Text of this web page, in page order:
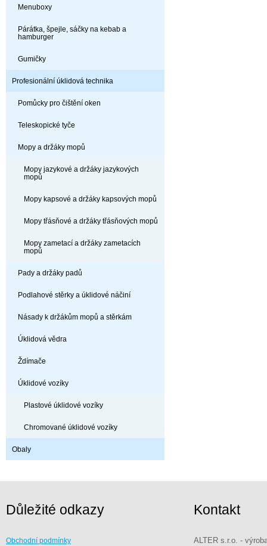
Menuboxy
Párátka, špejle, sáčky na kebab a
hamburger
Gumičky
Profesionální úklidová technika
Pomůcky pro čištění oken
Teleskopické tyče
Mopy a držáky mopů
Mopy jazykové a držáky jazykových
mopů
Mopy kapsové a držáky kapsových mopů
Mopy třásňové a držáky třásňových mopů
Mopy zametací a držáky zametacích
mopů
Pady a držáky padů
Podlahové stěrky a úklidové náčiní
Násady k držákům mopů a stěrkám
Úklidová vědra
Ždímače
Úklidové vozíky
Plastové úklidové vozíky
Chromované úklidové vozíky
Obaly
Důležité odkazy
Obchodní podmínky
Kontakt
ALTER s.r.o. -